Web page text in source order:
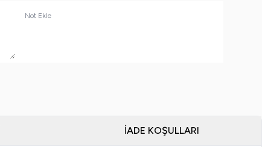
Not Ekle
İADE KOŞULLARI